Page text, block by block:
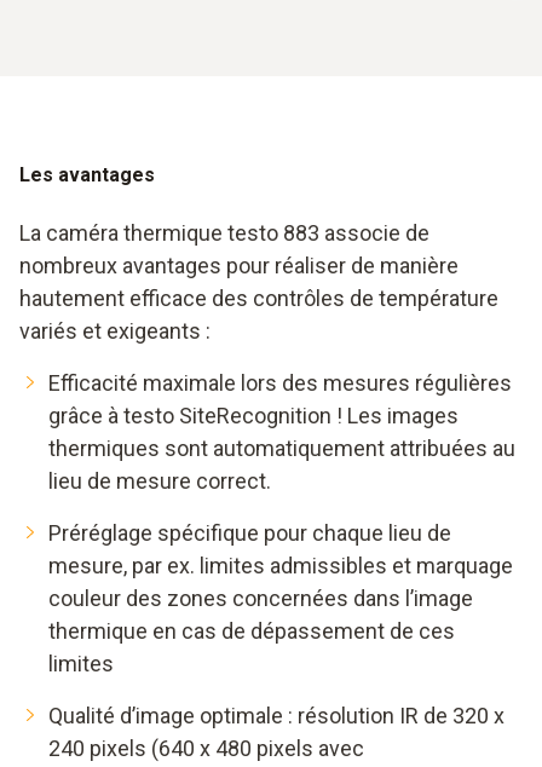
Les avantages
La caméra thermique testo 883 associe de
nombreux avantages pour réaliser de manière
hautement efficace des contrôles de température
variés et exigeants :
Efficacité maximale lors des mesures régulières
grâce à testo SiteRecognition ! Les images
thermiques sont automatiquement attribuées au
lieu de mesure correct.
Préréglage spécifique pour chaque lieu de
mesure, par ex. limites admissibles et marquage
couleur des zones concernées dans l’image
thermique en cas de dépassement de ces
limites
Qualité d’image optimale : résolution IR de 320 x
240 pixels (640 x 480 pixels avec